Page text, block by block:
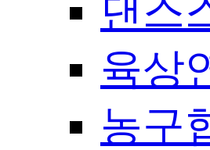
댄스
육상
농구